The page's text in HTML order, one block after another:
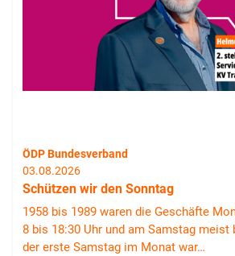
ÖDP Bundesverband
03.08.2026
Schützen wir den Sonntag
1958 bis 1989 waren die Geschäfte
8 bis 18:30 Uhr und am Samstag meist
der erste Samstag im Monat war…